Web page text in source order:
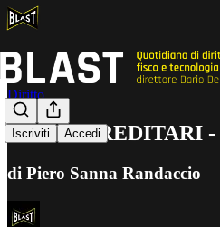
Iscriviti Accedi
Diritto
SPILLI EREDITARI -
di Piero Sanna Randaccio